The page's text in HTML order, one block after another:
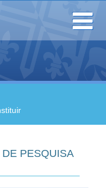
Toggle
navigation
PESQUISA